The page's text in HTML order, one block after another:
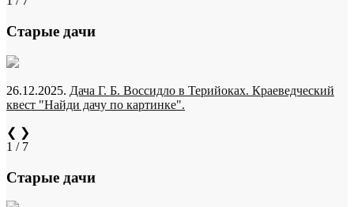
Старые дачи
26.12.2025. Дача Г. Б. Воссидло в Терийоках. Краеведческий
квест "Найди дачу по картинке".
❮ ❯
1 / 7
Старые дачи